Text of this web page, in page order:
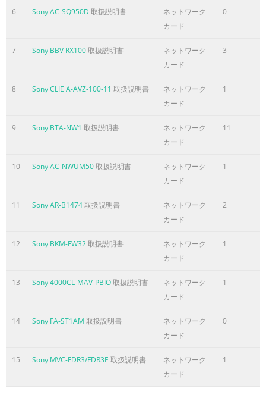
2. Using CLI...................................................
ACCUSYS, INC. 5F, 38 TAIYUAN ST, JHUBEI, HSINCHU, TAIWAN,
EXPERAID COMMAND LINE INTERFACE USER GUIDE PROJECT
3.3.3 Basic Array Configuration
Commands.........................................................16 3.3.3.1
DeleteArray 3.3.3.3 CreateJBOD 3.3.3.4 DeleteJBOD 3.3.3.5
SetLunMap 3.3.3.7 DeleteLunMap 3.3.4 Advanced Array
EXPERAID COMMAND LINE INTERFACE USER GUIDE PROJECT
DOCUMENT STATUS OFFICIAL RELEASE REV. G–05-NOV-2007
Appendix I. .........................................................................27
ACCUSYS, INC. 5F, 38 TAIYUAN ST, JHUBEI, HSINCHU, TAIWAN,
DOCUMENT STATUS OFFICIAL RELEASE REV. G–05-NOV-2007
Introduction This user guide provides eXpeRAID Command
CLI, we assume that you have already installed your
If you have not yet installed eXpeRAID, see Accu
6 Sony AC-SQ950D 取扱説明書
ネットワーク
カード
0
7 Sony BBV RX100取扱説明書
ネットワーク
カード
3
8 Sony CLIE A-AVZ-100-11 取扱説明書
ネットワーク
カード
1
9 Sony BTA-NW1 取扱説明書
ネットワーク
カード
11
10 Sony AC-NWUM50取扱説明書
ネットワーク
カード
1
11 Sony AR-B1474取扱説明書
ネットワーク
カード
2
12 Sony BKM-FW32取扱説明書
ネットワーク
カード
1
13 Sony 4000CL-MAV-PBIO取扱説明書
ネットワーク
カード
1
14 Sony FA-ST1AM 取扱説明書
ネットワーク
カード
0
15 Sony MVC-FDR3/FDR3E 取扱説明書
ネットワーク
カード
1